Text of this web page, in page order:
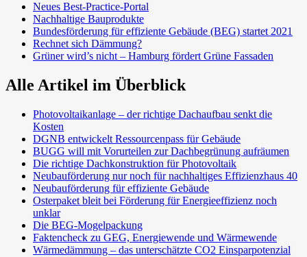
Neues Best-Practice-Portal
Nachhaltige Bauprodukte
Bundesförderung für effiziente Gebäude (BEG) startet 2021
Rechnet sich Dämmung?
Grüner wird’s nicht – Hamburg fördert Grüne Fassaden
Alle Artikel im Überblick
Photovoltaikanlage – der richtige Dachaufbau senkt die
Kosten
DGNB entwickelt Ressourcenpass für Gebäude
BUGG will mit Vorurteilen zur Dachbegrünung aufräumen
Die richtige Dachkonstruktion für Photovoltaik
Neubauförderung nur noch für nachhaltiges Effizienzhaus 40
Neubauförderung für effiziente Gebäude
Osterpaket bleit bei Förderung für Energieeffizienz noch
unklar
Die BEG-Mogelpackung
Faktencheck zu GEG, Energiewende und Wärmewende
Wärmedämmung – das unterschätzte CO2 Einsparpotenzial